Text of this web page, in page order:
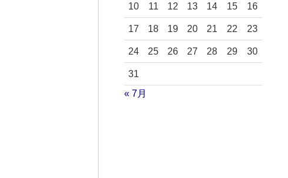
10 11 12 13 14 15 16
17 18 19 20 21 22 23
24 25 26 27 28 29 30
31
« 7月